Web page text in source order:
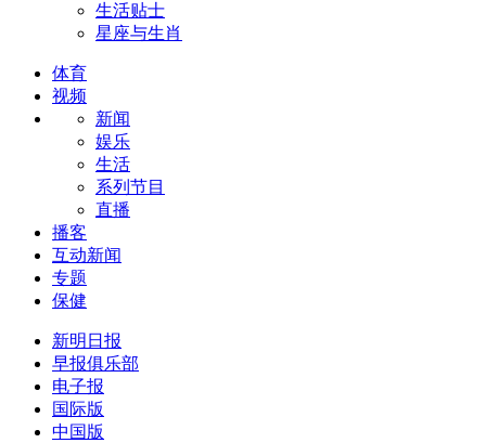
生活贴士
星座与生肖
体育
视频
新闻
娱乐
生活
系列节目
直播
播客
互动新闻
专题
保健
新明日报
早报俱乐部
电子报
国际版
中国版